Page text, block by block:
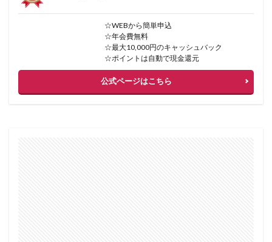
☆WEBから簡単申込
☆年会費無料
☆最大10,000円のキャッシュバック
☆ポイントは自動で現金還元
公式ページはこちら